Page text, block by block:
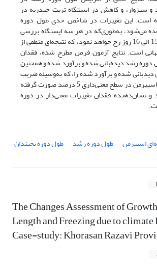
و سبزوار، و کاهش در ایستگاه تربت حیدریه در
است. این تغییرات در شاخص حدی طول دوره
می‌شود، به‌طوری‌که در هر سه ایستگاه بررسی
شده کاهشی بین 15 الی 16 روز رخ خواهد نمود، که نتیجه‌ای منطقی از
است. نتایج آزمون فرض مطرح شده، فقدان
رشد دیده‌بانی شده و برآورد شده و همچنین
دیدبانی شده و برآورد شده را، که به‌وسیله ضریب
همبستگی رتبه‌ای اسپیرمن در سطح معنی‌داری 5 درصد صورت گرفته
نشان‌دهنده فقدان تغییرات معنی‌دار در دوره
اسپیرمن
طول دوره رشد طول دوره یخبندان
The Changes Assessment of
Length and Freezing due to
Case-study: Khorasan Razavi